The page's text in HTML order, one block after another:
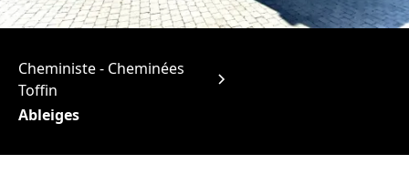
Cheministe - Cheminées
Toffin
Ableiges